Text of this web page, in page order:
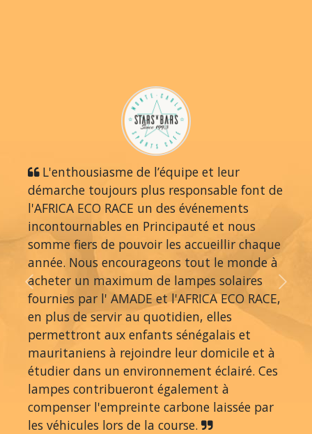
L'enthousiasme de l’équipe et leur
démarche toujours plus responsable font de
l'AFRICA ECO RACE un des événements
incontournables en Principauté et nous
somme fiers de pouvoir les accueillir chaque
année. Nous encourageons tout le monde à
acheter un maximum de lampes solaires
fournies par l' AMADE et l'AFRICA ECO RACE,
en plus de servir au quotidien, elles
permettront aux enfants sénégalais et
mauritaniens à rejoindre leur domicile et à
étudier dans un environnement éclairé. Ces
lampes contribueront également à
compenser l'empreinte carbone laissée par
les véhicules lors de la course.
Previous Next